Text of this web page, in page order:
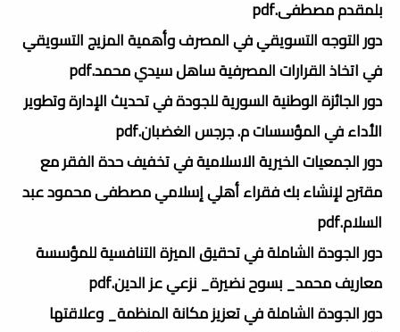
بلمقدم مصطفى.pdf
دور التوجه التسويقي في المصرف وأهمية المزيج التسويقي
في اتخاذ القرارات المصرفية ساهل سيدي محمد.pdf
دور الجائزة الوطنية السورية للجودة في تحديث الإدارة وتطوير
الأداء في المؤسسات م. جرجس الغضبان.pdf
دور الجمعيات الخيرية الاسلامية في تخفيف حدة الفقر مع
مقترح لإنشاء بك فقراء أهلي إسلامي مصطفى محمود عبد
السلام.pdf
دور الجودة الشاملة في تحقيق الميزة التنافسية للمؤسسة
معاريف محمد_ بسوح نضيرة_ نزعي عز الدين.pdf
دور الجودة الشاملة في تعزيز مكانة المنظمة_ وعلاقتها